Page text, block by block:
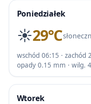
Poniedziałek
☀️29℃
wschód 06:15 · zachód
opady 0.15 mm · wilg.
Wtorek